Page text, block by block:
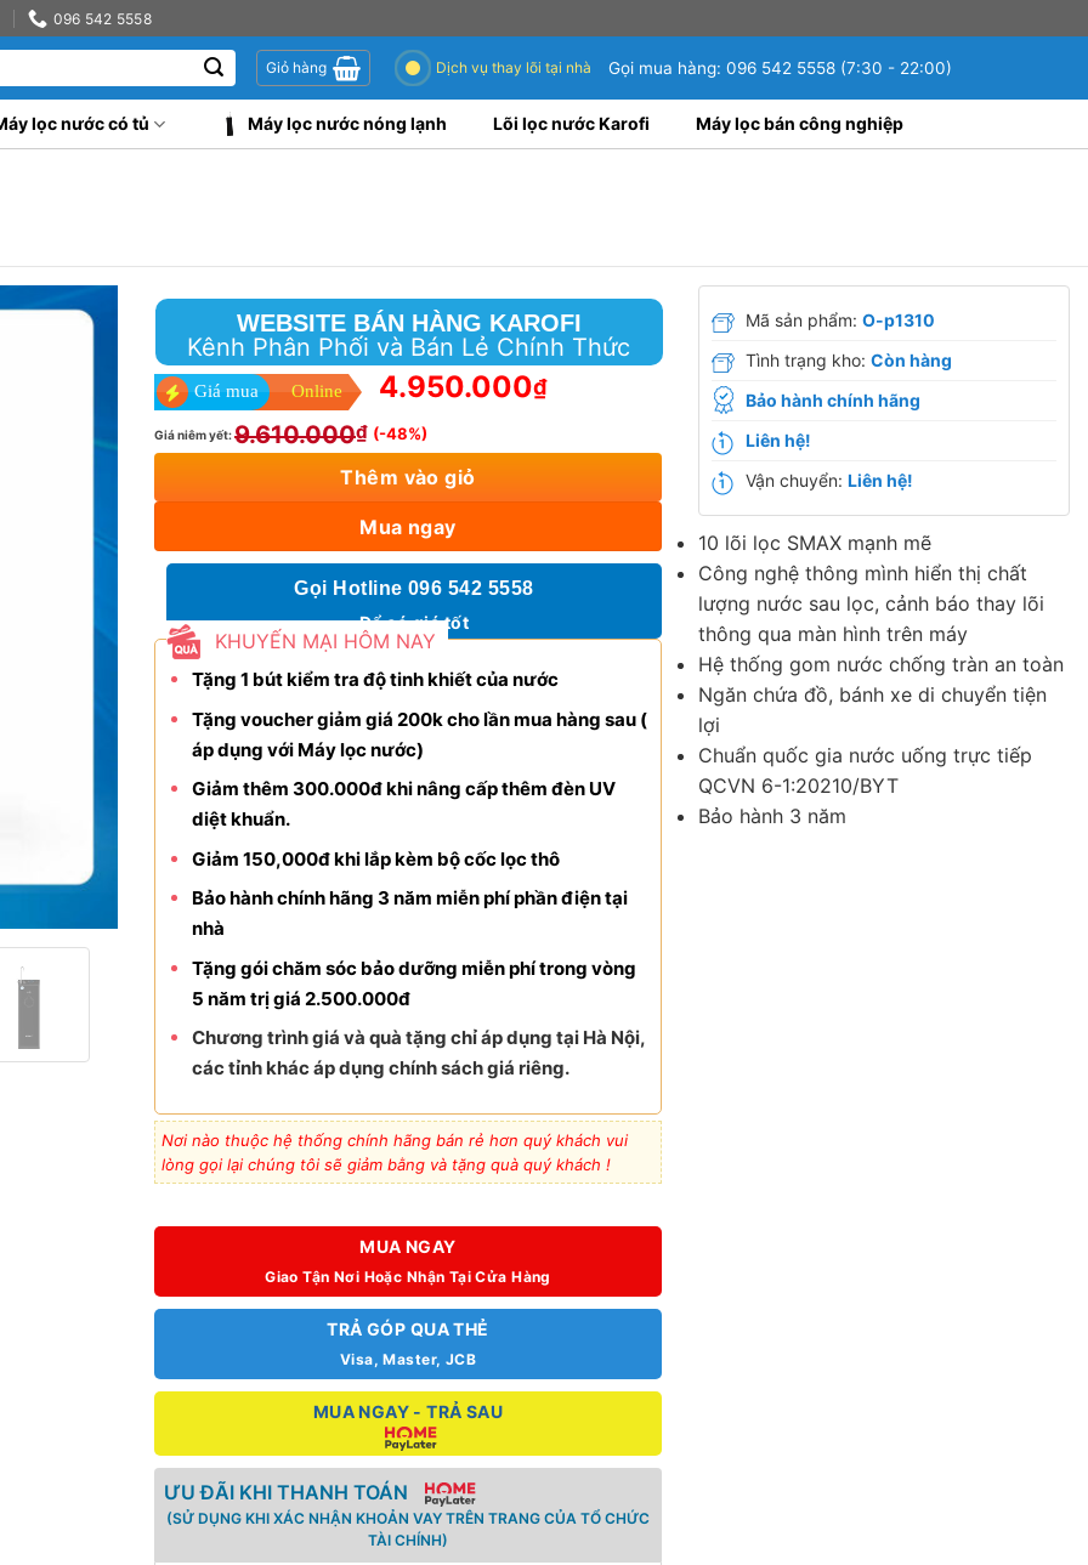
096 542 5558
Giỏ hàng Dịch vụ thay lõi tại nhà Gọi mua hàng: 096 542 5558 (7:30 - 22:00)
lọc nước có tủ Máy lọc nước nóng lạnh Lõi lọc nước Karofi Máy lọc bán công nghiệp
WEBSITE BÁN HÀNG KAROFI
Kênh Phân Phối và Bán Lẻ Chính Thức
Giá mua Online 4.950.000₫
Giá niêm yết:9.610.000₫ (-48%)
Thêm vào giỏ
Mua ngay
Gọi Hotline 096 542 5558
Để có giá tốt
KHUYẾN MẠI HÔM NAY
Tặng 1 bút kiểm tra độ tinh khiết của nước
Tặng voucher giảm giá 200k cho lần mua hàng sau (
áp dụng với Máy lọc nước)
Giảm thêm 300.000đ khi nâng cấp thêm đèn UV
diệt khuẩn.
Giảm 150,000đ khi lắp kèm bộ cốc lọc thô
Bảo hành chính hãng 3 năm miễn phí phần điện tại
nhà
Tặng gói chăm sóc bảo dưỡng miễn phí trong vòng
5 năm trị giá 2.500.000đ
Chương trình giá và quà tặng chỉ áp dụng tại Hà Nội,
các tỉnh khác áp dụng chính sách giá riêng.
Nơi nào thuộc hệ thống chính hãng bán rẻ hơn quý khách vui
lòng gọi lại chúng tôi sẽ giảm bằng và tặng quà quý khách !
MUA NGAY
Giao Tận Nơi Hoặc Nhận Tại Cửa Hàng
TRẢ GÓP QUA THẺ
Visa, Master, JCB
MUA NGAY - TRẢ SAU
ƯU ĐÃI KHI THANH TOÁN
(SỬ DỤNG KHI XÁC NHẬN KHOẢN VAY TRÊN TRANG CỦA TỔ CHỨC
TÀI CHÍNH)
Mã sản phẩm: O-p1310
Tình trạng kho: Còn hàng
Bảo hành chính hãng
Liên hệ!
Vận chuyển: Liên hệ!
10 lõi lọc SMAX mạnh mẽ
Công nghệ thông mình hiển thị chất
lượng nước sau lọc, cảnh báo thay lõi
thông qua màn hình trên máy
Hệ thống gom nước chống tràn an toàn
Ngăn chứa đồ, bánh xe di chuyển tiện
lợi
Chuẩn quốc gia nước uống trực tiếp
QCVN 6-1:20210/BYT
Bảo hành 3 năm